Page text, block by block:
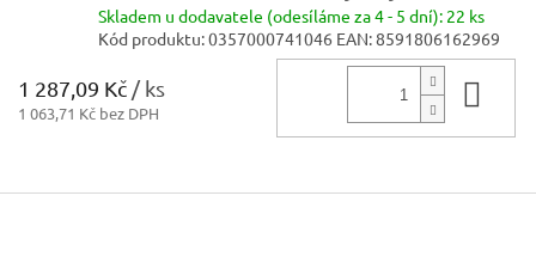
Skladem u dodavatele (odesíláme za 4 - 5 dní): 22 ks
Kód produktu:0357000741046 EAN:8591806162969
1 287,09 Kč / ks
1 063,71 Kč bez DPH
Z